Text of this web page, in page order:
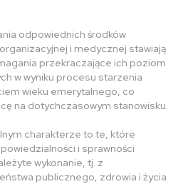
odpowiednich środków
i medycznej stawiają
przekraczające ich poziom
w wyniku procesu starzenia
wieku emerytalnego, co
na dotychczasowym stanowisku.
charakterze to te, które
i sprawności
wykonanie, tj. z
publicznego, zdrowia i życia